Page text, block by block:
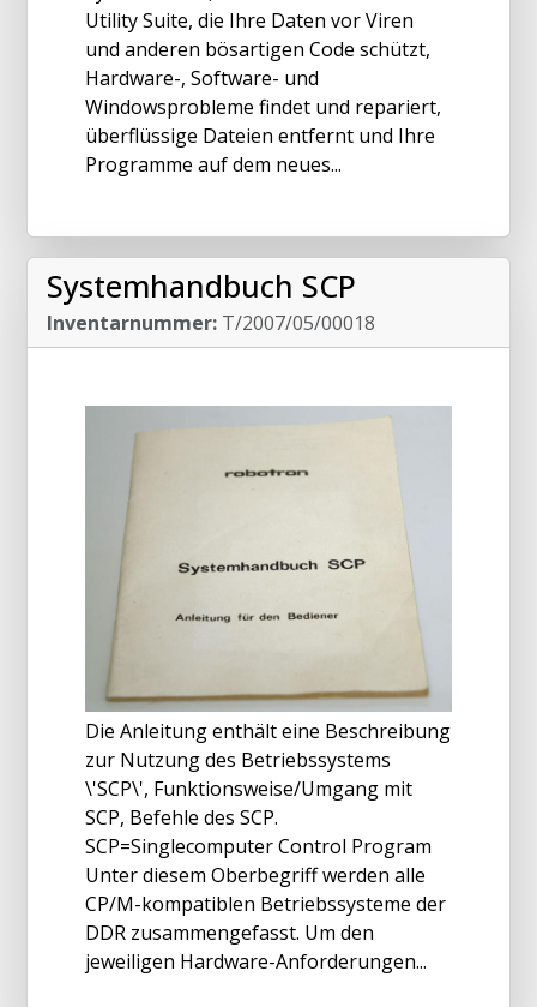
Utility Suite, die Ihre Daten vor Viren
und anderen bösartigen Code schützt,
Hardware-, Software- und
Windowsprobleme findet und repariert,
überflüssige Dateien entfernt und Ihre
Programme auf dem neues...
Systemhandbuch SCP
Inventarnummer: T/2007/05/00018
Die Anleitung enthält eine Beschreibung
zur Nutzung des Betriebssystems
\'SCP\', Funktionsweise/Umgang mit
SCP, Befehle des SCP.
SCP=Singlecomputer Control Program
Unter diesem Oberbegriff werden alle
CP/M-kompatiblen Betriebssysteme der
DDR zusammengefasst. Um den
jeweiligen Hardware-Anforderungen...